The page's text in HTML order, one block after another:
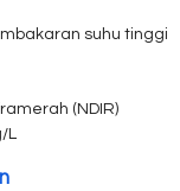
suhu tinggi
(NDIR)
L